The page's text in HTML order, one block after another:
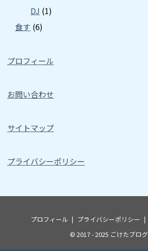
DJ (1)
食す (6)
プロフィール
お問い合わせ
サイトマップ
プライバシーポリシー
プロフィール プライバシーポリシー
© 2017 - 2025 ごけたブログ